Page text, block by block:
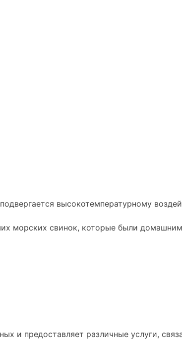
высокотемпературному
морских свинок, которые были
и предоставляет различные услуги,